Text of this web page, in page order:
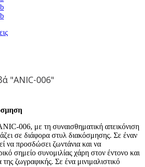
"ANIC-006"
006, με τη συναισθηματική απεικόνιση
σε διάφορα στυλ διακόσμησης. Σε έναν
να προσδώσει ζωντάνια και να
σημείο συνομιλίας χάρη στον έντονο και
ζωγραφικής. Σε ένα μινιμαλιστικό